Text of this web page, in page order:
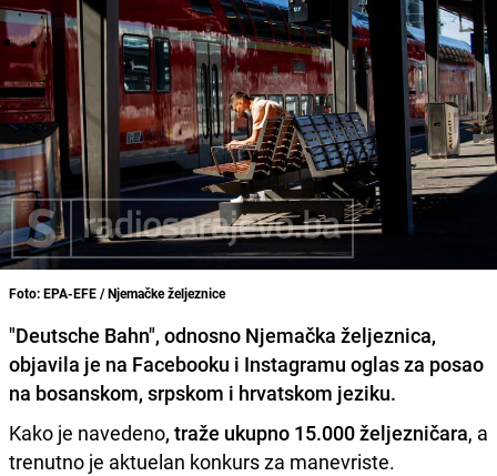
Foto: EPA-EFE / Njemačke željeznice
"Deutsche Bahn", odnosno Njemačka željeznica,
objavila je na Facebooku i Instagramu oglas za posao
na bosanskom, srpskom i hrvatskom jeziku.
Kako je navedeno, traže ukupno 15.000 željezničara, a
trenutno je aktuelan konkurs za manevriste.